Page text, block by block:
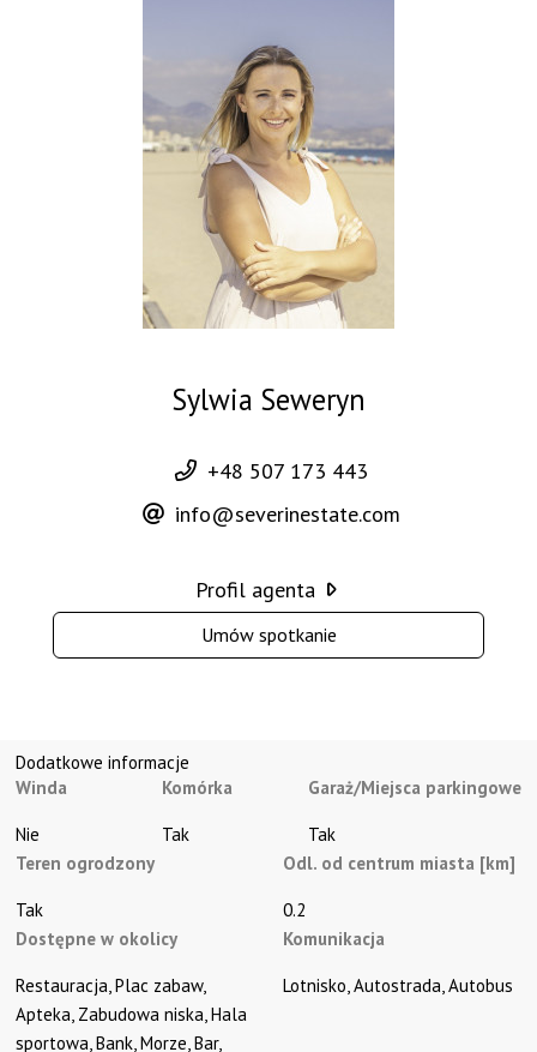
Sylwia Seweryn
+48 507 173 443
info@severinestate.com
Profil agenta
Umów spotkanie
Dodatkowe informacje
Winda
Nie
Komórka
Tak
Garaż/Miejsca parkingowe
Tak
Teren ogrodzony
Tak
Odl. od centrum miasta [km]
0.2
Dostępne w okolicy
Restauracja, Plac zabaw,
Apteka, Zabudowa niska, Hala
sportowa, Bank, Morze, Bar,
Komunikacja
Lotnisko, Autostrada, Autobus